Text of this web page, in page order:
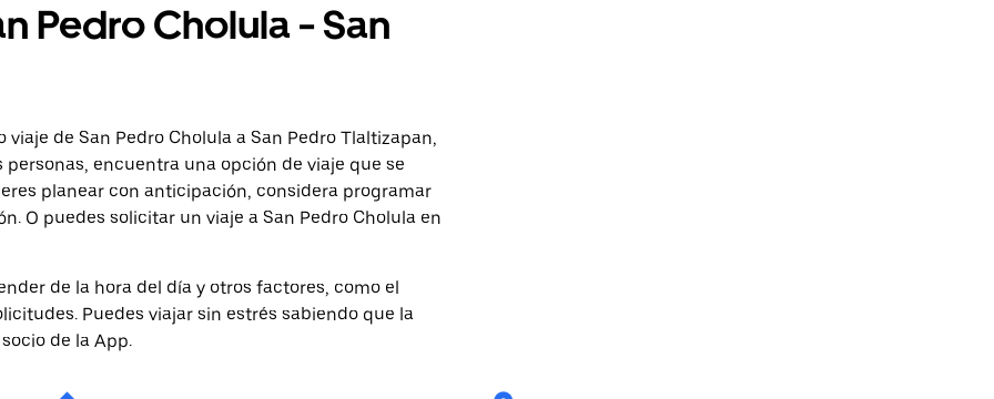
Pedro Cholula - San
de San Pedro Cholula a San Pedro Tlaltizapan,
encuentra una opción de viaje que se
planear con anticipación, considera programar
O puedes solicitar un viaje a San Pedro Cholula en
de la hora del día y otros factores, como el
Puedes viajar sin estrés sabiendo que la
de la App.